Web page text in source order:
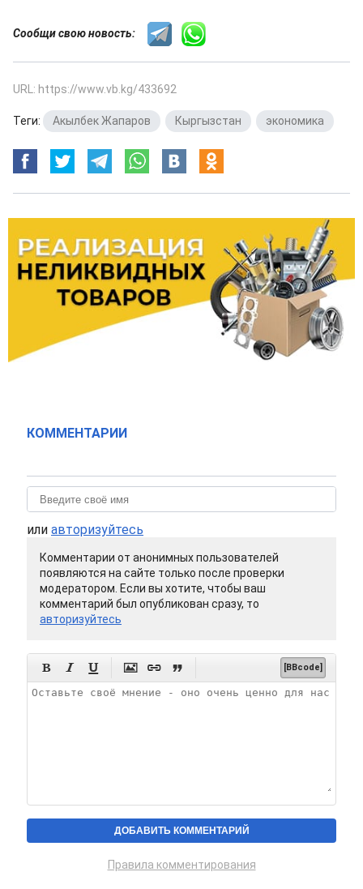
Сообщи свою новость:
URL: https://www.vb.kg/433692
Теги: Акылбек Жапаров Кыргызстан экономика
КОММЕНТАРИИ
или авторизуйтесь
Комментарии от анонимных пользователей
появляются на сайте только после проверки
модератором. Если вы хотите, чтобы ваш
комментарий был опубликован сразу, то
авторизуйтесь
      [BBcode]
Правила комментирования